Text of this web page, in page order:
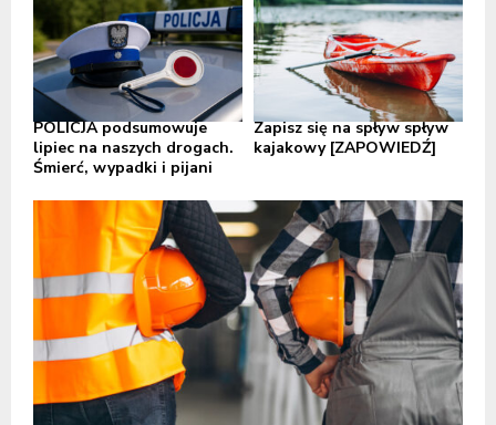
POLICJA podsumowuje
lipiec na naszych drogach.
Śmierć, wypadki i pijani
Zapisz się na spływ spływ
kajakowy [ZAPOWIEDŹ]